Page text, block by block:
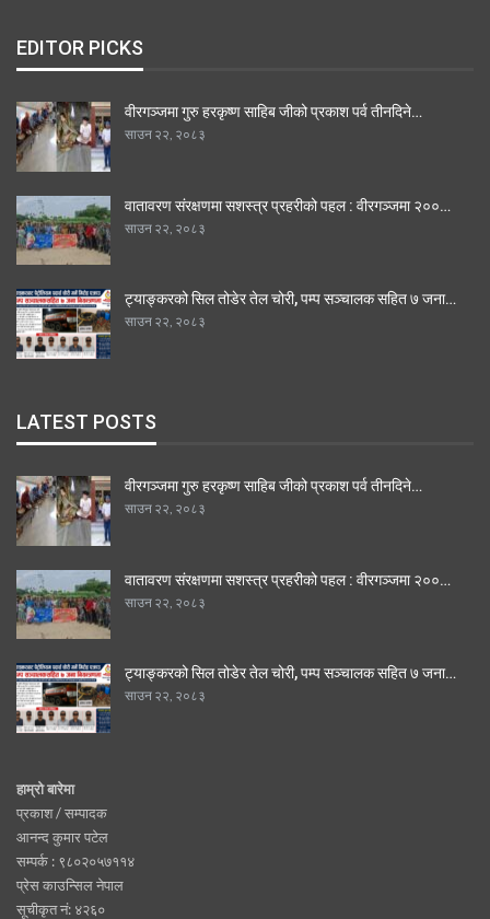
EDITOR PICKS
वीरगञ्जमा गुरु हरकृष्ण साहिब जीको प्रकाश पर्व तीनदिने…
साउन २२, २०८३
वातावरण संरक्षणमा सशस्त्र प्रहरीको पहल : वीरगञ्जमा २००…
साउन २२, २०८३
ट्याङ्करको सिल तोडेर तेल चोरी, पम्प सञ्चालक सहित ७ जना…
साउन २२, २०८३
LATEST POSTS
वीरगञ्जमा गुरु हरकृष्ण साहिब जीको प्रकाश पर्व तीनदिने…
साउन २२, २०८३
वातावरण संरक्षणमा सशस्त्र प्रहरीको पहल : वीरगञ्जमा २००…
साउन २२, २०८३
ट्याङ्करको सिल तोडेर तेल चोरी, पम्प सञ्चालक सहित ७ जना…
साउन २२, २०८३
हाम्रो बारेमा
प्रकाश / सम्पादक
आनन्द कुमार पटेल
सम्पर्क : ९८०२०५७११४
प्रेस काउन्सिल नेपाल
सूचीकृत नं: ४२६०